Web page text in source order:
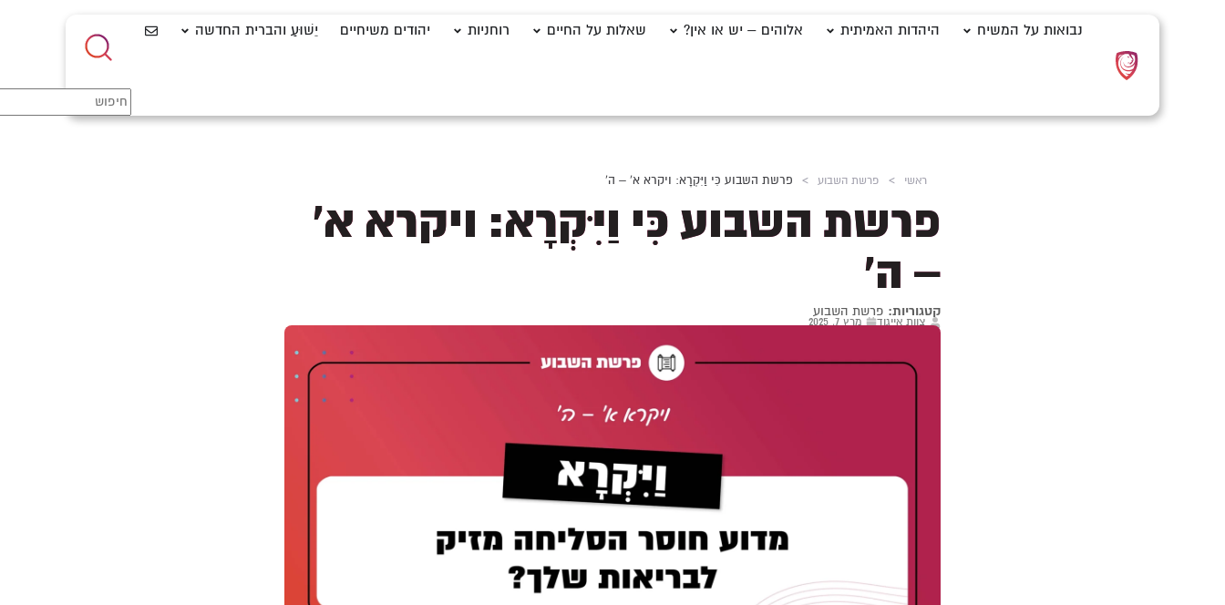
נבואות על המשיח היהדות האמיתית אלוהים – יש או אין? שאלות על החיים רוחניות יהודים משיחיים יֵשׁוּעַ והברית החדשה
ראשי > פרשת השבוע > פרשת השבוע כִּי וַיִּקְרָא: ויקרא א' – ה'
פרשת השבוע כִּי וַיִּקְרָא: ויקרא א'
– ה'
קטגוריות: פרשת השבוע
צוות אייגוד מרץ 7, 2025